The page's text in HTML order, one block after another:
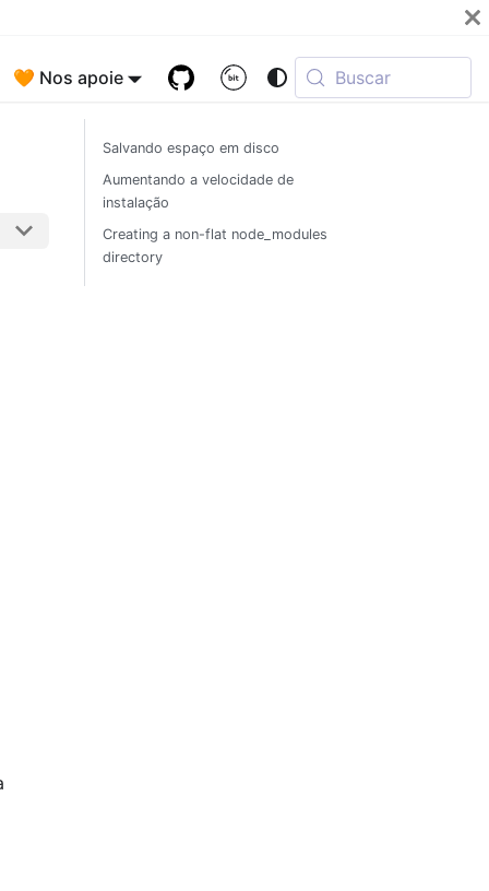
🧡 Nos apoie Buscar
Salvando espaço em disco
Aumentando a velocidade de
instalação
Creating a non-flat node_modules
directory